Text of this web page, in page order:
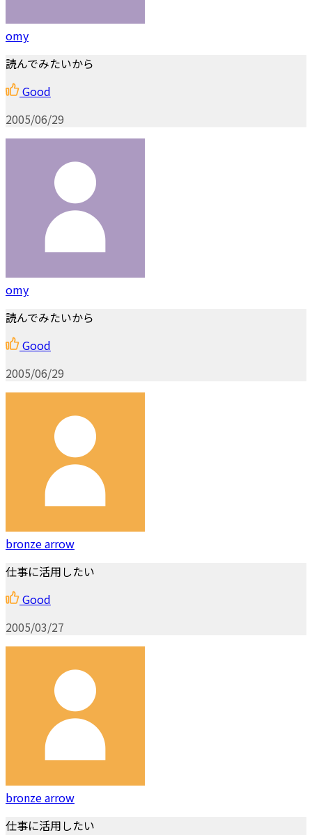
omy
読んでみたいから
Good
2005/06/29
omy
読んでみたいから
Good
2005/06/29
bronze arrow
仕事に活用したい
Good
2005/03/27
bronze arrow
仕事に活用したい